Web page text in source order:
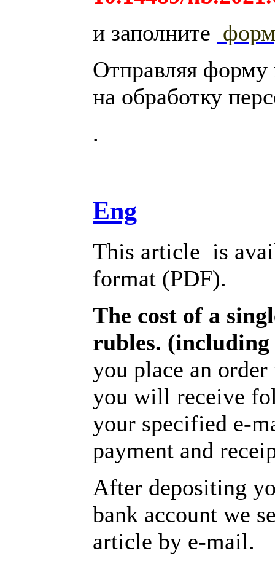
и заполните
Отправляя
на обработку
.
Eng
This article is
format (PDF).
The cost of a
rubles. (including
you place an
you will receive
your specified e-
payment and
After depositing
bank account we
article by e-mail.